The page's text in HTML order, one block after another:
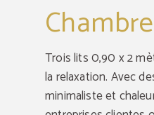
Trois lits 0,90 x 2
la relaxation. Avec
minimaliste et